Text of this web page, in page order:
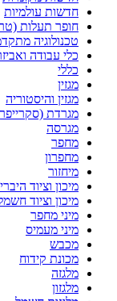
חדשות עולמיות
חופר תעלות
טכנולוגיה
כלי עבודה
כללי
מגזין
מגזין והיסטוריה
מגרדת
מגרסה
מחפר
מחפרון
מיחזור
מיכון וציוד
מיכון וציוד
מיני מחפר
מיני מעמיס
מכבש
מכונת קידוח
מלגזה
מלגזון